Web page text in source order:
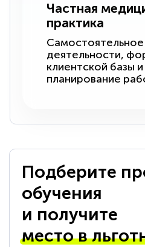
Частная
практика
деятельности,
клиентской базы
планирование
Подберите
обучения
и получите
место в